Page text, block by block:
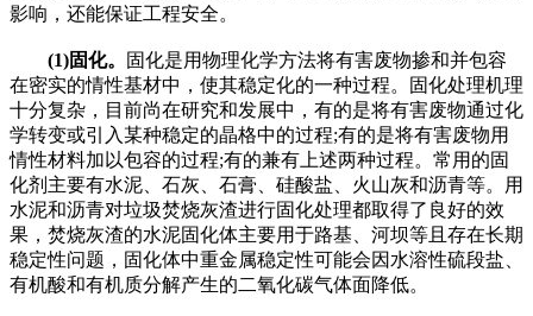
影响，还能保证工程安全。
(1)固化。
固化是用物理化学方法将有害废物掺和并包容
在密实的情性基材中，使其稳定化的一种过程。固化处理机理
十分复杂，目前尚在研究和发展中，有的是将有害废物通过化
学转变或引入某种稳定的晶格中的过程;有的是将有害废物用
情性材料加以包容的过程;有的兼有上述两种过程。常用的固
化剂主要有水泥、石灰、石膏、硅酸盐、火山灰和沥青等。用
水泥和沥青对垃圾焚烧灰渣进行固化处理都取得了良好的效
果，焚烧灰渣的水泥固化体主要用于路基、河坝等且存在长期
稳定性问题，固化体中重金属稳定性可能会因水溶性硫段盐、
有机酸和有机质分解产生的二氧化碳气体面降低。